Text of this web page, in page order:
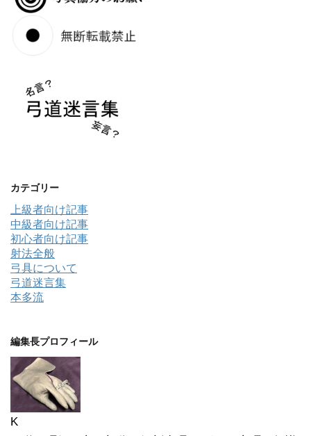
カテゴリー
上級者向け記事
中級者向け記事
初心者向け記事
射法全般
弓具について
弓道迷言集
本多流
編集長プロフィール
K